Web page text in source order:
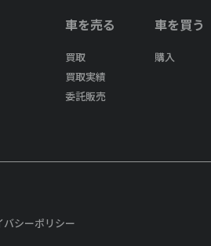
車を売る
買取
買取実績
委託販売
車を買う
購入
バシーポリシー